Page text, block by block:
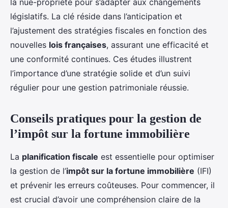
la nue-propriété pour s’adapter aux changements
législatifs. La clé réside dans l’anticipation et
l’ajustement des stratégies fiscales en fonction des
nouvelles lois françaises, assurant une efficacité et
une conformité continues. Ces études illustrent
l’importance d’une stratégie solide et d’un suivi
régulier pour une gestion patrimoniale réussie.
Conseils pratiques pour la gestion de
l’impôt sur la fortune immobilière
La planification fiscale est essentielle pour optimiser
la gestion de l’impôt sur la fortune immobilière (IFI)
et prévenir les erreurs coûteuses. Pour commencer, il
est crucial d’avoir une compréhension claire de la